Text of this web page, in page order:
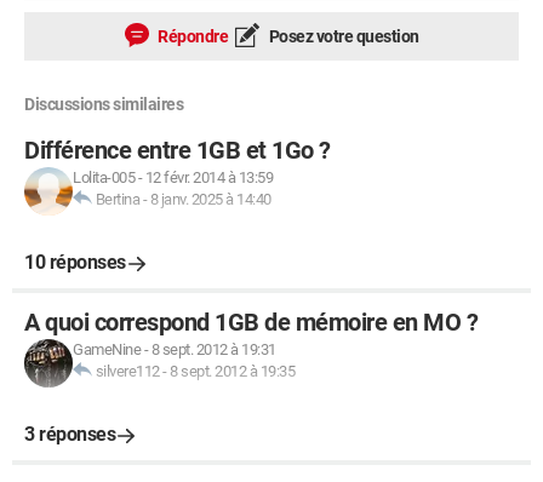
Répondre Posez votre question
Discussions similaires
Différence entre 1GB et 1Go ?
Lolita-005- 12 févr. 2014 à 13:59
Bertina - 8 janv. 2025 à 14:40
10 réponses
A quoi correspond 1GB de mémoire en MO ?
GameNine-8 sept. 2012 à 19:31
silvere112- 8 sept. 2012 à 19:35
3 réponses